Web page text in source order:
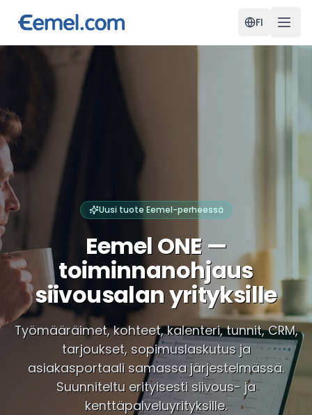
FI
Uusi tuote Eemel-perheessä
Eemel ONE —
toiminnanohjaus
siivousalan yrityksille
Työmääräimet, kohteet, kalenteri, tunnit, CRM,
tarjoukset, sopimuslaskutus ja
asiakasportaali samassa järjestelmässä.
Suunniteltu erityisesti siivous- ja
kenttäpalveluyrityksille.